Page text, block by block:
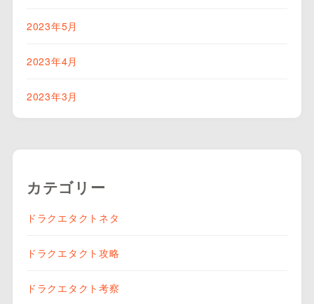
2023年5月
2023年4月
2023年3月
カテゴリー
ドラクエタクトネタ
ドラクエタクト攻略
ドラクエタクト考察